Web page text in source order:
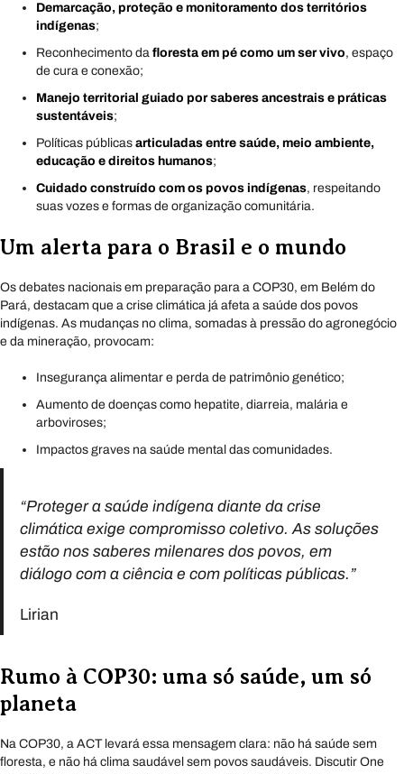
Demarcação, proteção e monitoramento dos territórios
indígenas;
Reconhecimento da floresta em pé como um ser vivo, espaço
de cura e conexão;
Manejo territorial guiado por saberes ancestrais e práticas
sustentáveis;
Políticas públicas articuladas entre saúde, meio ambiente,
educação e direitos humanos;
Cuidado construído com os povos indígenas, respeitando
suas vozes e formas de organização comunitária.
Um alerta para o Brasil e o mundo
Os debates nacionais em preparação para a COP30, em Belém do
Pará, destacam que a crise climática já afeta a saúde dos povos
indígenas. As mudanças no clima, somadas à pressão do agronegócio
e da mineração, provocam:
Insegurança alimentar e perda de patrimônio genético;
Aumento de doenças como hepatite, diarreia, malária e
arboviroses;
Impactos graves na saúde mental das comunidades.
“Proteger a saúde indígena diante da crise
climática exige compromisso coletivo. As soluções
estão nos saberes milenares dos povos, em
diálogo com a ciência e com políticas públicas.”
Lirian
Rumo à COP30: uma só saúde, um só
planeta
Na COP30, a ACT levará essa mensagem clara: não há saúde sem
floresta, e não há clima saudável sem povos saudáveis. Discutir One